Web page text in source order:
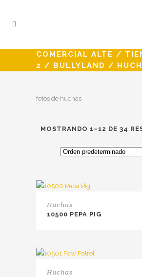
COMERCIAL ALTE /
2 / BULLYLAND /
fotos de huchas
MOSTRANDO 1–12 DE 34
Huchas
10500 PEPA PIG
Huchas